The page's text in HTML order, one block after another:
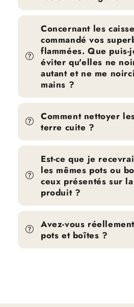
Concernant les
commandé vos
flammées. Que
éviter qu'elles ne
autant et ne me
mains ?
Comment nettoyer
terre cuite ?
Est-ce que je
les mêmes pots ou
ceux présentés sur
produit ?
Avez-vous
pots et boîtes ?